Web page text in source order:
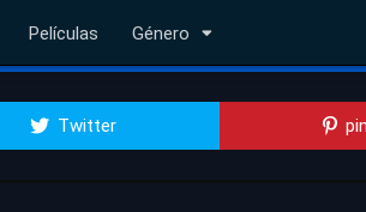
Películas Género
Twitter